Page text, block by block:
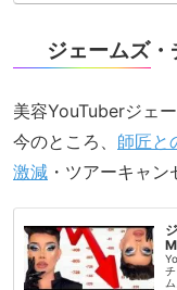
ジェームズ
美容YouTuberジェ
今のところ、 師匠と
激減 ・ツアーキャン